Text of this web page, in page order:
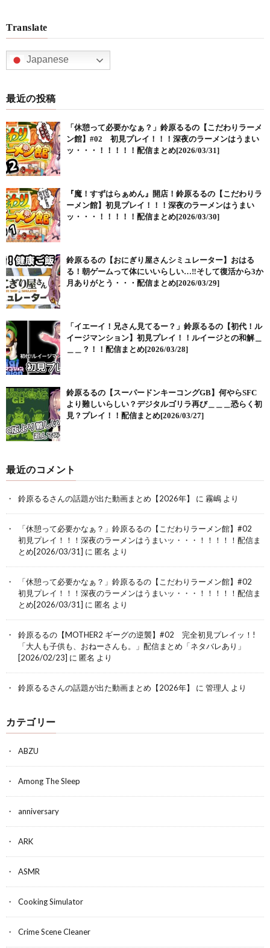
Translate
Japanese
最近の投稿
「休憩って必要かなぁ？」鈴原るるの【こだわりラーメ
ン館】#02 初見プレイ！！！深夜のラーメンはうまい
ッ・・・！！！！！配信まとめ[2026/03/31]
『魔！すずはらぁめん』開店！鈴原るるの【こだわりラ
ーメン館】初見プレイ！！！深夜のラーメンはうまい
ッ・・・！！！！！配信まとめ[2026/03/30]
鈴原るるの【おにぎり屋さんシミュレーター】おはる
る！朝ゲームって体にいいらしい…‼そして復活から3か
月ありがとう・・・配信まとめ[2026/03/29]
「イエーイ！兄さん見てるー？」鈴原るるの【初代！ル
イージマンション】初見プレイ！！ルイージとの和解＿
＿＿？！！配信まとめ[2026/03/28]
鈴原るるの【スーパードンキーコングGB】何やらSFC
より難しいらしい？デジタルゴリラ再び＿＿＿恐らく初
見？プレイ！！配信まとめ[2026/03/27]
最近のコメント
鈴原るるさんの話題が出た動画まとめ【2026年】 に 霧嶋 より
「休憩って必要かなぁ？」鈴原るるの【こだわりラーメン館】#02
初見プレイ！！！深夜のラーメンはうまいッ・・・！！！！！配信ま
とめ[2026/03/31] に 匿名 より
「休憩って必要かなぁ？」鈴原るるの【こだわりラーメン館】#02
初見プレイ！！！深夜のラーメンはうまいッ・・・！！！！！配信ま
とめ[2026/03/31] に 匿名 より
鈴原るるの【MOTHER2 ギーグの逆襲】#02 完全初見プレイッ！!
「大人も子供も、おねーさんも。」配信まとめ「ネタバレあり」
[2026/02/23] に 匿名 より
鈴原るるさんの話題が出た動画まとめ【2026年】 に 管理人 より
カテゴリー
ABZU
Among The Sleep
anniversary
ARK
ASMR
Cooking Simulator
Crime Scene Cleaner